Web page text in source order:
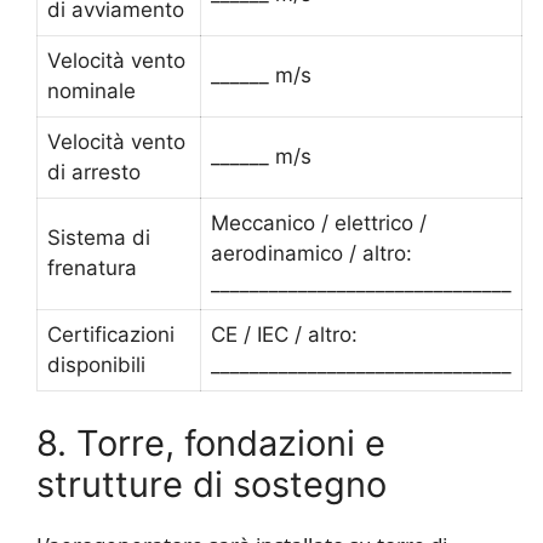
di avviamento
Velocità vento
nominale
______ m/s
Velocità vento
di arresto
______ m/s
Sistema di
frenatura
Meccanico / elettrico /
aerodinamico / altro:
Certificazioni
disponibili
CE / IEC / altro:
8. Torre, fondazioni e
strutture di sostegno